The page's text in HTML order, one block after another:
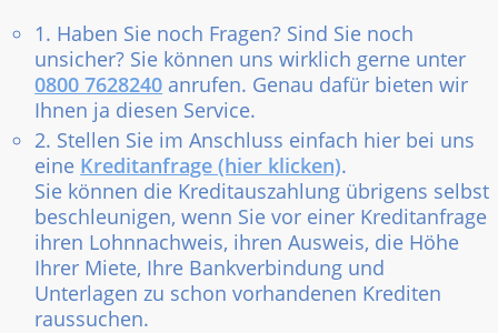
1. Haben Sie noch Fragen? Sind Sie noch
unsicher? Sie können uns wirklich gerne unter
0800 7628240 anrufen. Genau dafür bieten wir
Ihnen ja diesen Service.
2. Stellen Sie im Anschluss einfach hier bei uns
eine Kreditanfrage (hier klicken).
Sie können die Kreditauszahlung übrigens selbst
beschleunigen, wenn Sie vor einer Kreditanfrage
ihren Lohnnachweis, ihren Ausweis, die Höhe
Ihrer Miete, Ihre Bankverbindung und
Unterlagen zu schon vorhandenen Krediten
raussuchen.